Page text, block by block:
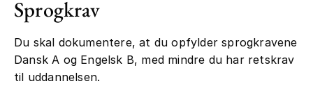
Sprogkrav
Du skal dokumentere, at du opfylder sprogkravene
Dansk A og Engelsk B, med mindre du har retskrav
til uddannelsen.